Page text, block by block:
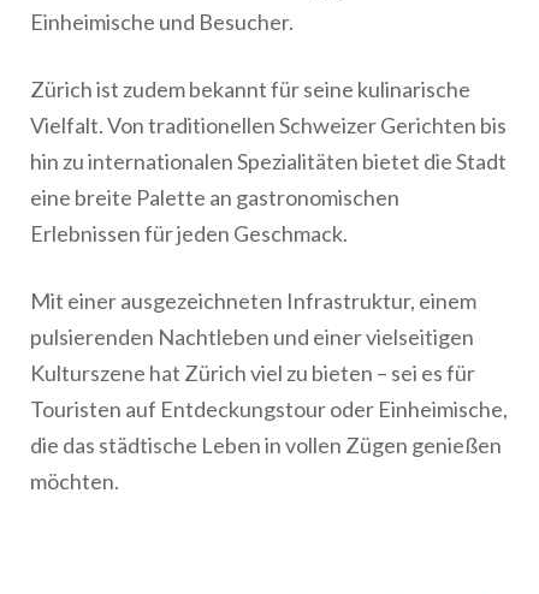
Einheimische und Besucher.
Zürich ist zudem bekannt für seine kulinarische
Vielfalt. Von traditionellen Schweizer Gerichten bis
hin zu internationalen Spezialitäten bietet die Stadt
eine breite Palette an gastronomischen
Erlebnissen für jeden Geschmack.
Mit einer ausgezeichneten Infrastruktur, einem
pulsierenden Nachtleben und einer vielseitigen
Kulturszene hat Zürich viel zu bieten – sei es für
Touristen auf Entdeckungstour oder Einheimische,
die das städtische Leben in vollen Zügen genießen
möchten.